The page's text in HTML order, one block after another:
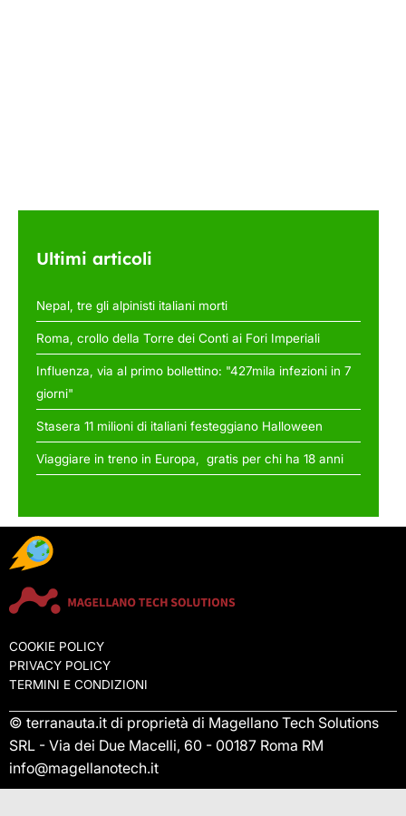
Ultimi articoli
Nepal, tre gli alpinisti italiani morti
Roma, crollo della Torre dei Conti ai Fori Imperiali
Influenza, via al primo bollettino: "427mila infezioni in 7
giorni"
Stasera 11 milioni di italiani festeggiano Halloween
Viaggiare in treno in Europa, gratis per chi ha 18 anni
COOKIE POLICY
PRIVACY POLICY
TERMINI E CONDIZIONI
© terranauta.it di proprietà di Magellano Tech Solutions
SRL - Via dei Due Macelli, 60 - 00187 Roma RM
info@magellanotech.it